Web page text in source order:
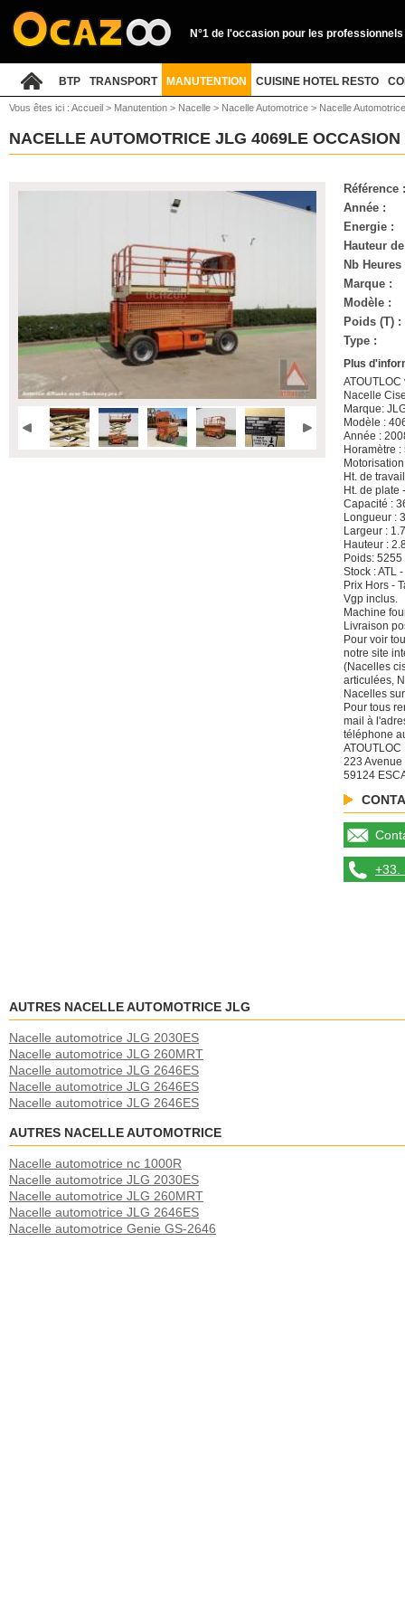
N°1 de l'occasion pour les professionnels
BTP TRANSPORT MANUTENTION CUISINE HOTEL RESTO
Vous êtes ici : Accueil > Manutention > Nacelle > Nacelle Automotrice > Nacelle
NACELLE AUTOMOTRICE JLG 4069LE OCCASION
Référence :
Année :
Energie :
Hauteur
Nb Heures
Marque :
Modèle :
Poids (T) :
Type :
Plus
Nacelle
Marque:
Modèle :
Année :
Horamètre
Ht. de
Ht. de plate
Capacité :
Longueur :
Largeur :
Hauteur :
Poids: 5255
Stock : ATL
Prix Hors -
Vgp inclus.
Machine
Livraison
Pour voir
notre site
(Nacelles
articulées,
Nacelles
Pour tous
mail à
téléphone
ATOUTLOC
223
59124
+33.
AUTRES NACELLE AUTOMOTRICE JLG
Nacelle automotrice JLG 2030ES
Nacelle automotrice JLG 260MRT
Nacelle automotrice JLG 2646ES
Nacelle automotrice JLG 2646ES
Nacelle automotrice JLG 2646ES
AUTRES NACELLE AUTOMOTRICE
Nacelle automotrice nc 1000R
Nacelle automotrice JLG 2030ES
Nacelle automotrice JLG 260MRT
Nacelle automotrice JLG 2646ES
Nacelle automotrice Genie GS-2646